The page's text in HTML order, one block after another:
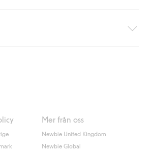
tas bort per automatik efter du
Mer från oss
Newbie United Kingdom
Newbie Global